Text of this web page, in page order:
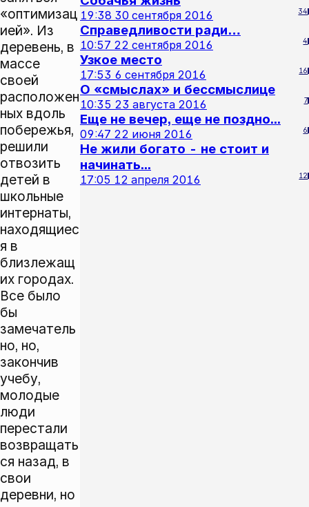
«оптимизац
ией». Из
деревень, в
массе
своей
расположен
ных вдоль
побережья,
решили
отвозить
детей в
школьные
интернаты,
находящиес
я в
близлежащ
их городах.
Все было
бы
замечатель
но, но,
закончив
учебу,
молодые
люди
перестали
возвращать
ся назад, в
свои
деревни, но
19:38 30 сентября 2016 34
Справедливости ради…
10:57 22 сентября 2016 4
Узкое место
17:53 6 сентября 2016 16
О «смыслах» и бессмыслице
10:35 23 августа 2016 7
Еще не вечер, еще не поздно...
09:47 22 июня 2016 6
Не жили богато - не стоит и
начинать...
17:05 12 апреля 2016 12